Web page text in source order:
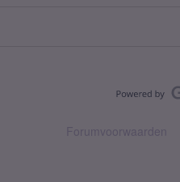
Forumvoorwaarden